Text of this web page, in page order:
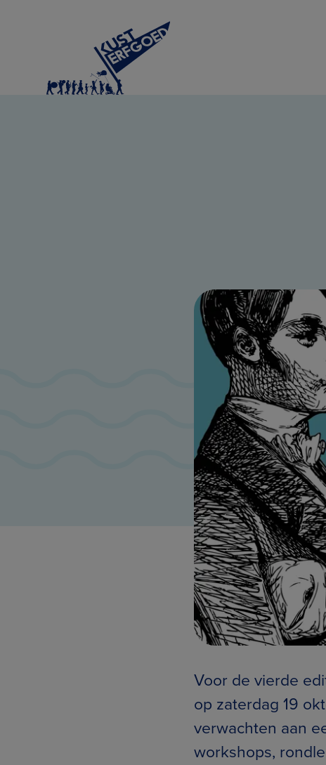
Voor de vierde
op zaterdag 19
verwachten aan
workshops,